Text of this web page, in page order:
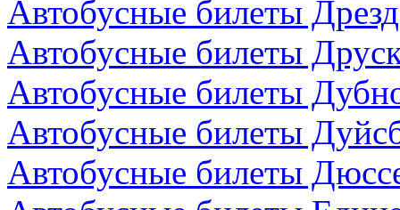
Автобусные билеты
Автобусные билеты
Автобусные билеты
Автобусные билеты
Автобусные билеты